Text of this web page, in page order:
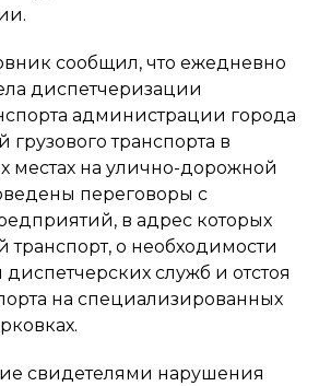
сообщил, что ежедневно
диспетчеризации
администрации города
грузового транспорта в
местах на улично-дорожной
переговоры с
в адрес которых
транспорт, о необходимости
диспетчерских служб и отстоя
на специализированных
свидетелями нарушения